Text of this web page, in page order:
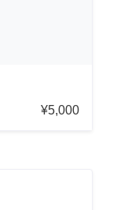
¥5,000